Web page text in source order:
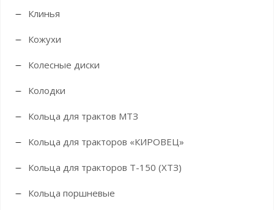
Клинья
Кожухи
Колесные диски
Колодки
Кольца для трактов МТЗ
Кольца для тракторов «КИРОВЕЦ»
Кольца для тракторов Т-150 (ХТЗ)
Кольца поршневые